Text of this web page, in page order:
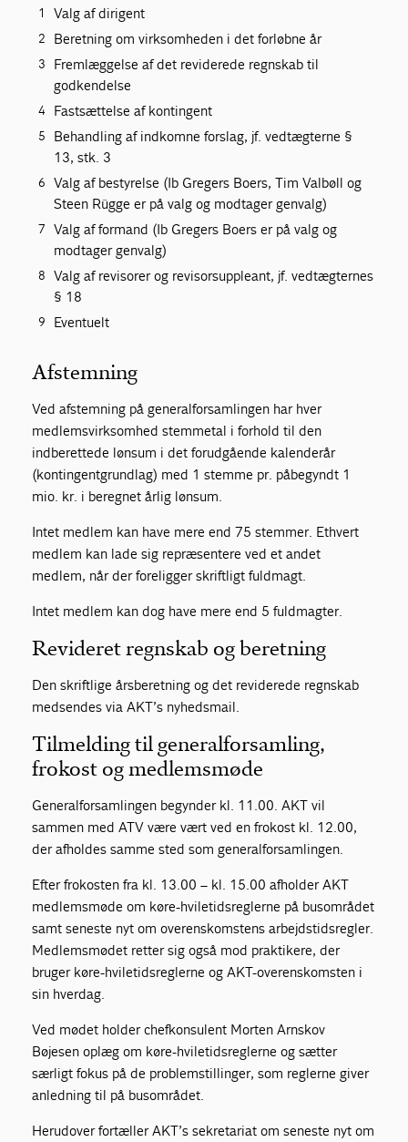
Valg af dirigent
Beretning om virksomheden i det forløbne år
Fremlæggelse af det reviderede regnskab til
godkendelse
Fastsættelse af kontingent
Behandling af indkomne forslag, jf. vedtægterne §
13, stk. 3
Valg af bestyrelse (Ib Gregers Boers, Tim Valbøll og
Steen Rügge er på valg og modtager genvalg)
Valg af formand (Ib Gregers Boers er på valg og
modtager genvalg)
Valg af revisorer og revisorsuppleant, jf. vedtægternes
§ 18
Eventuelt
Afstemning
Ved afstemning på generalforsamlingen har hver
medlemsvirksomhed stemmetal i forhold til den
indberettede lønsum i det forudgående kalenderår
(kontingentgrundlag) med 1 stemme pr. påbegyndt 1
mio. kr. i beregnet årlig lønsum.
Intet medlem kan have mere end 75 stemmer. Ethvert
medlem kan lade sig repræsentere ved et andet
medlem, når der foreligger skriftligt fuldmagt.
Intet medlem kan dog have mere end 5 fuldmagter.
Revideret regnskab og beretning
Den skriftlige årsberetning og det reviderede regnskab
medsendes via AKT’s nyhedsmail.
Tilmelding til generalforsamling,
frokost og medlemsmøde
Generalforsamlingen begynder kl. 11.00. AKT vil
sammen med ATV være vært ved en frokost kl. 12.00,
der afholdes samme sted som generalforsamlingen.
Efter frokosten fra kl. 13.00 – kl. 15.00 afholder AKT
medlemsmøde om køre-hviletidsreglerne på busområdet
samt seneste nyt om overenskomstens arbejdstidsregler.
Medlemsmødet retter sig også mod praktikere, der
bruger køre-hviletidsreglerne og AKT-overenskomsten i
sin hverdag.
Ved mødet holder chefkonsulent Morten Arnskov
Bøjesen oplæg om køre-hviletidsreglerne og sætter
særligt fokus på de problemstillinger, som reglerne giver
anledning til på busområdet.
Herudover fortæller AKT’s sekretariat om seneste nyt om